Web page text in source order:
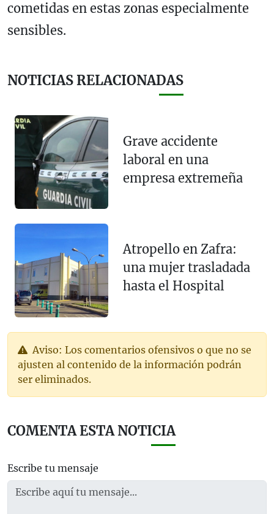
cometidas en estas zonas especialmente
sensibles.
NOTICIAS RELACIONADAS
Grave accidente
laboral en una
empresa extremeña
Atropello en Zafra:
una mujer trasladada
hasta el Hospital
Aviso: Los comentarios ofensivos o que no se
ajusten al contenido de la información podrán
ser eliminados.
COMENTA ESTA NOTICIA
Escribe tu mensaje